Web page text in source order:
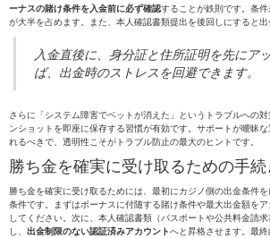
ーナスの賭け条件を入金前に必ず確認することが鉄則です。条
が大半を占めます。また、本人確認書類提出を後回しにすると出
入金直後に、身分証と住所証明を先にア
ば、出金時のストレスを回避できます。
さらに「システム障害でベットが消えた」というトラブルへの
ンショットを即座に保存する習慣が有効です。サポートが曖昧
れるべきで、透明性こそがトラブル防止の最大のヒントです。
勝ち金を確実に受け取るための手続
勝ち金を確実に受け取るためには、最初にカジノ側の出金条件
条件です。まずはボーナスに付随する賭け条件や最大出金額を
してください。次に、本人確認書類（パスポートや公共料金請
し、 出金制限のない認証済みアカウントへと昇格させます。最